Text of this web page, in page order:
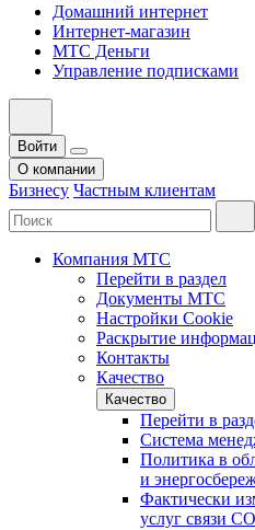
Домашний интернет
Интернет-магазин
МТС Деньги
Управление подписками
Войти
О компании
Бизнесу Частным клиентам
Компания МТС
Перейти в раздел
Документы МТС
Настройки Cookie
Раскрытие
Контакты
Качество
Качество
Перейти в
Система
Политика в
и
Фактически
услуг связи